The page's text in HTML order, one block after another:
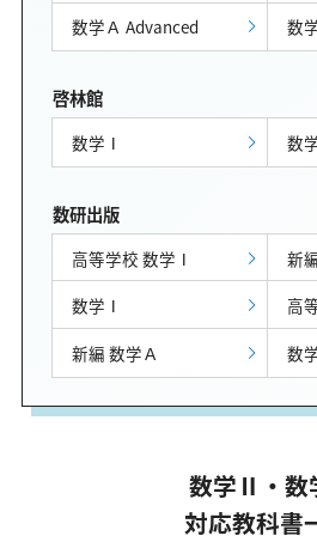
数学Ａ Advanced
数
啓林館
数学Ⅰ 数
数研出版
高等学校 数学Ⅰ
新
数学Ⅰ
高
新編 数学Ａ
数
数学Ⅱ・数
対応教科書